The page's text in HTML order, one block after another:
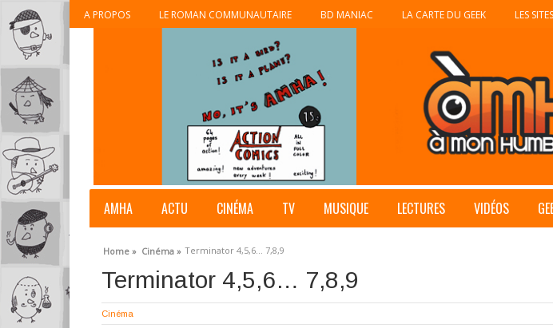
A PROPOS LE ROMAN COMMUNAUTAIRE BD MANIAC LA CARTE DU GEEK LES
AMHA ACTU CINÉMA TV MUSIQUE LECTURES VIDÉOS
Home » Cinéma » Terminator 4,5,6… 7,8,9
Terminator 4,5,6… 7,8,9
Cinéma